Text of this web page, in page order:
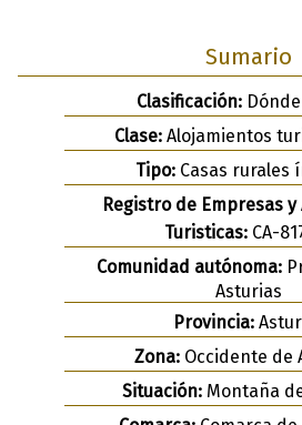
Sumario
Clasificación:
Clase: Alojamientos
Tipo:Casas rurales
Registro de Empresas
Turisticas:CA-
Comunidad autónoma:
Asturias
Provincia:
Zona:Occidente de
Situación:Montaña